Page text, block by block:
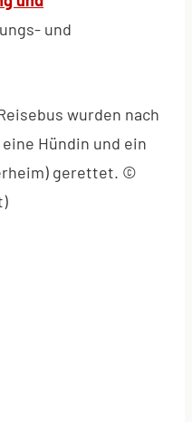
und
wurden nach
Hündin und ein
gerettet. ©